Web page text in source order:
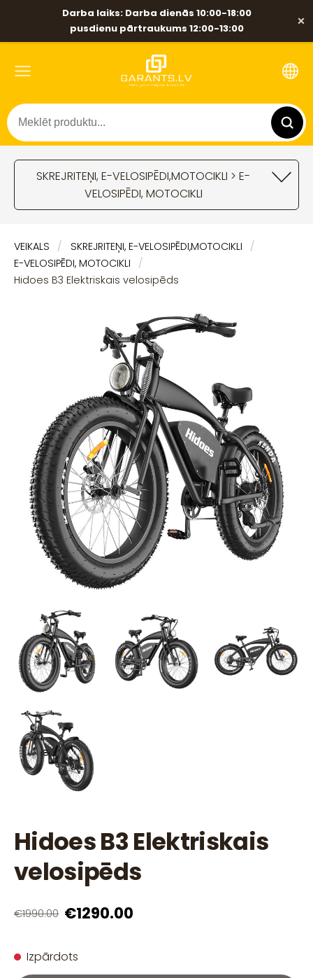
Darba laiks: Darba dienās 10:00-18:00
pusdienu pārtraukums 12:00-13:00
×
SKREJRITEŅI, E-VELOSIPĒDI,MOTOCIKLI > E-
VELOSIPĒDI, MOTOCIKLI
VEIKALS
SKREJRITEŅI, E-VELOSIPĒDI,MOTOCIKLI
E-VELOSIPĒDI, MOTOCIKLI
Hidoes B3 Elektriskais velosipēds
Hidoes B3 Elektriskais
velosipēds
€1990.00 €1290.00
Izpārdots